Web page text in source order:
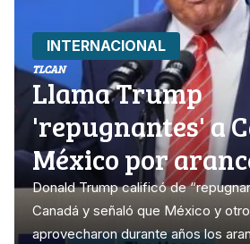
INTERNACIONAL
TLCAN
Llama Trump
'repugnantes' a
México por
Donald Trump calificó de
Canadá y señaló que México y
aprovecharon durante años los